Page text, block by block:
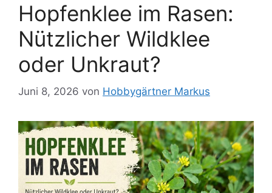
Hopfenklee im Rasen:
Nützlicher Wildklee
oder Unkraut?
Juni 8, 2026 von Hobbygärtner Markus